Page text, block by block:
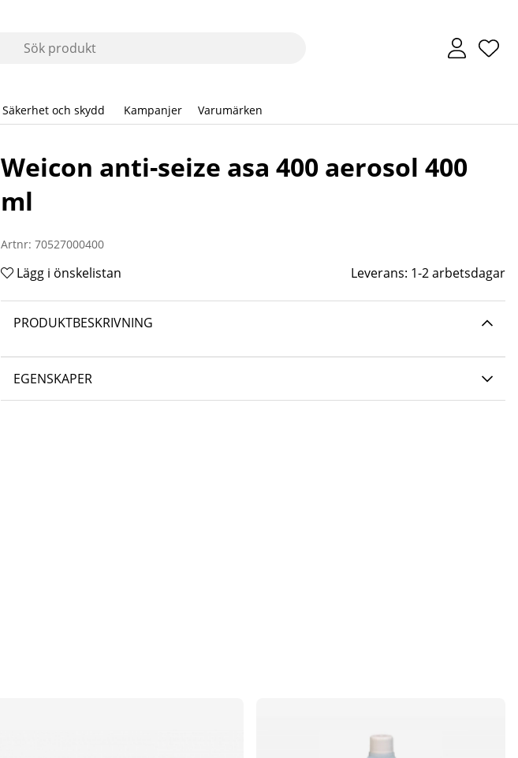
.
Säkerhet och skydd Kampanjer Varumärken
Weicon anti-seize asa 400 aerosol 400
ml
Artnr: 70527000400
Lägg i önskelistan Leverans: 1-2 arbetsdagar
PRODUKTBESKRIVNING
EGENSKAPER